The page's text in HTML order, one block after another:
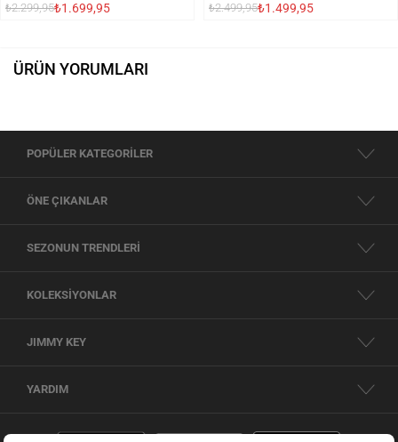
₺2.299,95₺1.699,95 ₺2.499,95₺1.499,95
ÜRÜN YORUMLARI
POPÜLER KATEGORİLER
ÖNE ÇIKANLAR
SEZONUN TRENDLERİ
KOLEKSİYONLAR
JIMMY KEY
YARDIM